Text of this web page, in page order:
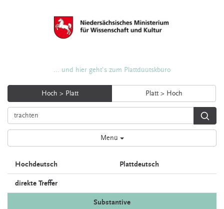
... und hier geht's zum Plattdüütskbüro
Hoch > Platt Platt > Hoch
Menü
Hochdeutsch Plattdeutsch
direkte Treffer
Substantive